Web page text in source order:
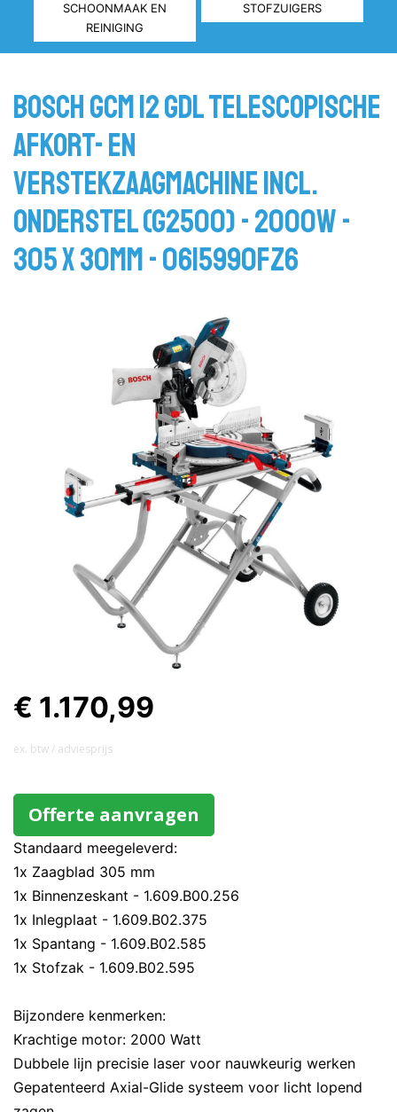
SCHOONMAAK EN
REINIGING
STOFZUIGERS
Bosch GCM 12 GDL Telescopische
afkort- en
verstekzaagmachine incl.
onderstel (G2500) - 2000W -
305 x 30mm - 0615990FZ6
€ 1.170,99
ex. btw / adviesprijs
Offerte aanvragen
Standaard meegeleverd:
1x Zaagblad 305 mm
1x Binnenzeskant - 1.609.B00.256
1x Inlegplaat - 1.609.B02.375
1x Spantang - 1.609.B02.585
1x Stofzak - 1.609.B02.595
Bijzondere kenmerken:
Krachtige motor: 2000 Watt
Dubbele lijn precisie laser voor nauwkeurig werken
Gepatenteerd Axial-Glide systeem voor licht lopend